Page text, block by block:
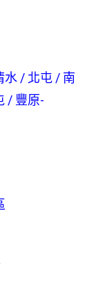
水 / 北屯 / 南
/ 豐原-